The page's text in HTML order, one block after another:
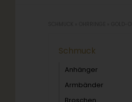
Schmuck
Anhänger
Armbänder